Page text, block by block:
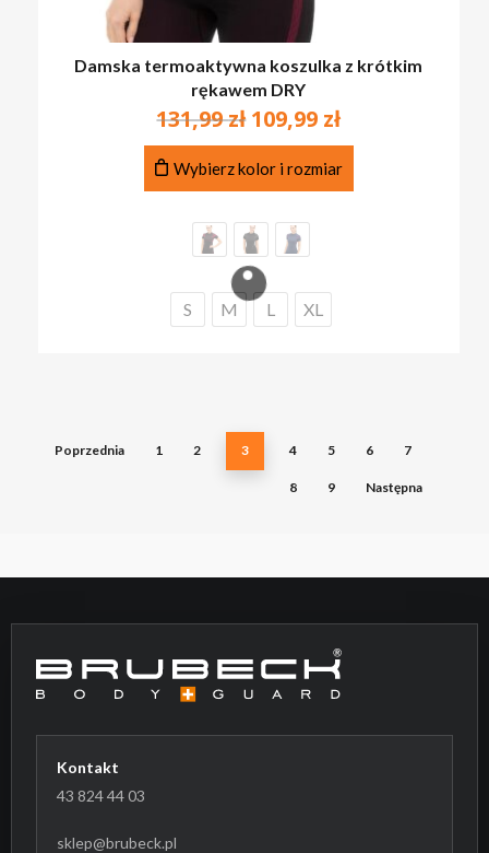
Damska termoaktywna koszulka z krótkim
rękawem DRY
131,99zł Pierwotna
cena
wynosiła:
131,99 zł.
109,99 złAktualna
cena
wynosi:
109,99 zł.
Wybierz kolor i rozmiar
S M L XL
Poprzednia 1 2 3 4 5 6 7
8 9 Następna
Kontakt
43 824 44 03
sklep@brubeck.pl